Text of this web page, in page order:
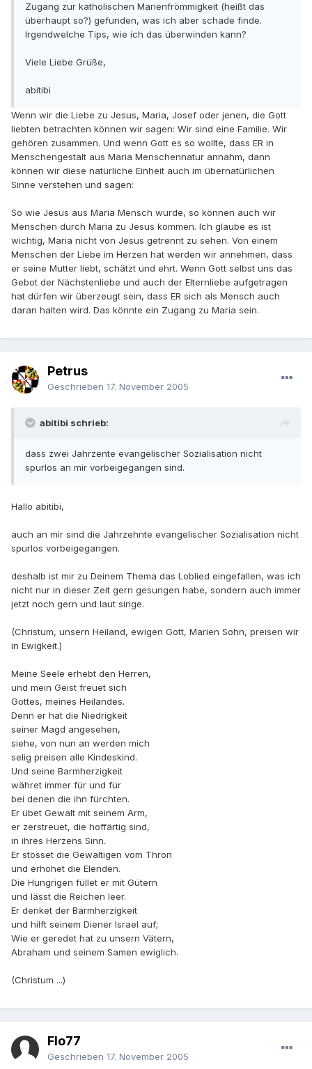
Zugang zur katholischen Marienfrömmigkeit (heißt das
überhaupt so?) gefunden, was ich aber schade finde.
Irgendwelche Tips, wie ich das überwinden kann?
Viele Liebe Grüße,
abitibi
Wenn wir die Liebe zu Jesus, Maria, Josef oder jenen, die Gott
liebten betrachten können wir sagen: Wir sind eine Familie. Wir
gehören zusammen. Und wenn Gott es so wollte, dass ER in
Menschengestalt aus Maria Menschennatur annahm, dann
können wir diese natürliche Einheit auch im übernatürlichen
Sinne verstehen und sagen:
So wie Jesus aus Maria Mensch wurde, so können auch wir
Menschen durch Maria zu Jesus kommen. Ich glaube es ist
wichtig, Maria nicht von Jesus getrennt zu sehen. Von einem
Menschen der Liebe im Herzen hat werden wir annehmen, dass
er seine Mutter liebt, schätzt und ehrt. Wenn Gott selbst uns das
Gebot der Nächstenliebe und auch der Elternliebe aufgetragen
hat dürfen wir überzeugt sein, dass ER sich als Mensch auch
daran halten wird. Das könnte ein Zugang zu Maria sein.
Petrus
Geschrieben 17. November 2005
abitibi schrieb:
dass zwei Jahrzente evangelischer Sozialisation nicht
spurlos an mir vorbeigegangen sind.
Hallo abitibi,
auch an mir sind die Jahrzehnte evangelischer Sozialisation nicht
spurlos vorbeigegangen.
deshalb ist mir zu Deinem Thema das Loblied eingefallen, was ich
nicht nur in dieser Zeit gern gesungen habe, sondern auch immer
jetzt noch gern und laut singe.
(Christum, unsern Heiland, ewigen Gott, Marien Sohn, preisen wir
in Ewigkeit.)
Meine Seele erhebt den Herren,
und mein Geist freuet sich
Gottes, meines Heilandes.
Denn er hat die Niedrigkeit
seiner Magd angesehen,
siehe, von nun an werden mich
selig preisen alle Kindeskind.
Und seine Barmherzigkeit
währet immer für und für
bei denen die ihn fürchten.
Er übet Gewalt mit seinem Arm,
er zerstreuet, die hoffärtig sind,
in ihres Herzens Sinn.
Er stösset die Gewaltigen vom Thron
und erhöhet die Elenden.
Die Hungrigen füllet er mit Gütern
und lässt die Reichen leer.
Er denket der Barmherzigkeit
und hilft seinem Diener Israel auf;
Wie er geredet hat zu unsern Vätern,
Abraham und seinem Samen ewiglich.
(Christum ...)
Flo77
Geschrieben 17. November 2005